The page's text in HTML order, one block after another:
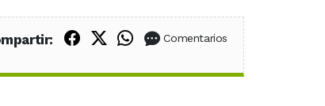
Compartir en Facebook
Compartir en X (Twitter)
Compartir en WhatsApp
Comentarios